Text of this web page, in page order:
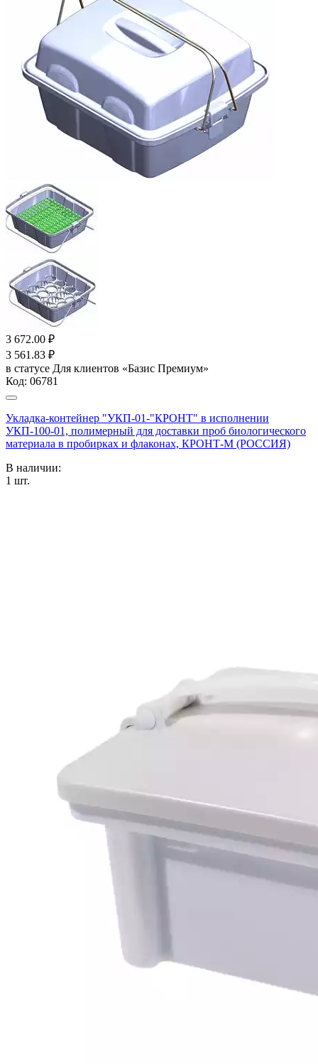
3 672.00 ₽
3 561.83 ₽
в статусе Для клиентов «Базис Премиум»
Код: 06781
Укладка-контейнер "УКП-01-"КРОНТ" в исполнении
УКП-100-01, полимерный для доставки проб биологического
материала в пробирках и флаконах, КРОНТ-М (РОССИЯ)
В наличии:
1 шт.